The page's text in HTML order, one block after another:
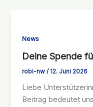
News
Deine Spende
robi-nw/12. Juni 2026
Liebe
Beitrag bedeutet